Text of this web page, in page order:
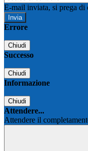
E-mail inviata, si prega di
Errore
Chiudi
Successo
Chiudi
Informazione
Chiudi
Attendere...
Attendere il